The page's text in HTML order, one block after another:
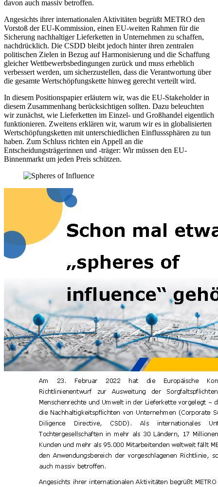
davon auch massiv betroffen.
Angesichts ihrer internationalen Aktivitäten begrüßt METRO den
Vorstoß der EU-Kommission, einen EU-weiten Rahmen für die
Sicherung nachhaltiger Lieferketten in Unternehmen zu schaffen,
nachdrücklich. Die CSDD bleibt jedoch hinter ihren zentralen
politischen Zielen in Bezug auf Harmonisierung und die Schaffung
gleicher Wettbewerbsbedingungen zurück und muss erheblich
verbessert werden, um sicherzustellen, dass die Verantwortung über
die gesamte Wertschöpfungskette hinweg gerecht verteilt wird.
In diesem Positionspapier erläutern wir, was die EU-Stakeholder in
diesem Zusammenhang berücksichtigen sollten. Dazu beleuchten
wir zunächst, wie Lieferketten im Einzel- und Großhandel eigentlich
funktionieren. Zweitens erklären wir, warum wir es in globalisierten
Wertschöpfungsketten mit unterschiedlichen Einflusssphären zu tun
haben. Zum Schluss richten ein Appell an die
Entscheidungsträgerinnen und -träger: Wir müssen den EU-
Binnenmarkt um jeden Preis schützen.